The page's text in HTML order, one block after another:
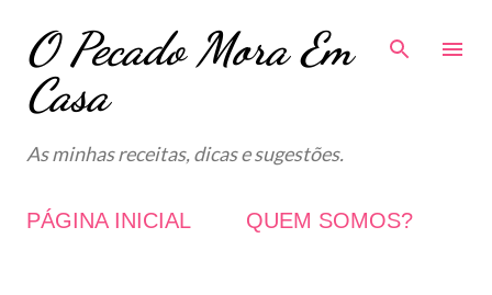
Avançar para o conteúdo principal
O Pecado Mora Em
Casa
As minhas receitas, dicas e sugestões.
PÁGINA INICIAL QUEM SOMOS?